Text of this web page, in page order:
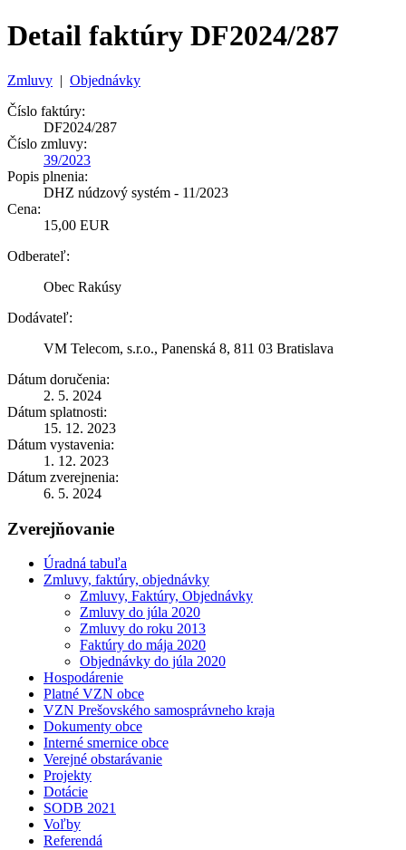
Detail faktúry DF2024/287
Zmluvy | Objednávky
Číslo faktúry:
DF2024/287
Číslo zmluvy:
39/2023
Popis plnenia:
DHZ núdzový systém - 11/2023
Cena:
15,00 EUR
Odberateľ:
Obec Rakúsy
Dodávateľ:
VM Telecom, s.r.o., Panenská 8, 811 03 Bratislava
Dátum doručenia:
2. 5. 2024
Dátum splatnosti:
15. 12. 2023
Dátum vystavenia:
1. 12. 2023
Dátum zverejnenia:
6. 5. 2024
Zverejňovanie
Úradná tabuľa
Zmluvy, faktúry, objednávky
Zmluvy, Faktúry, Objednávky
Zmluvy do júla 2020
Zmluvy do roku 2013
Faktúry do mája 2020
Objednávky do júla 2020
Hospodárenie
Platné VZN obce
VZN Prešovského samosprávneho kraja
Dokumenty obce
Interné smernice obce
Verejné obstarávanie
Projekty
Dotácie
SODB 2021
Voľby
Referendá